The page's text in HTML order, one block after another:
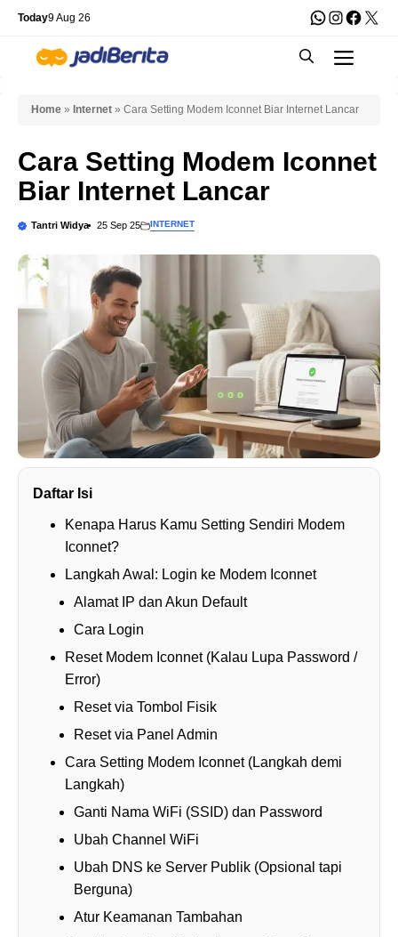
Skip
content
Today9 Aug 26 WhatsApp
X
Home » Internet » Cara Setting Modem Iconnet Biar Internet Lancar
Cara Setting Modem Iconnet
Biar Internet Lancar
Tantri Widya 25 Sep 25 INTERNET
Daftar Isi
Kenapa Harus Kamu Setting Sendiri Modem
Iconnet?
Langkah Awal: Login ke Modem Iconnet
Alamat IP dan Akun Default
Cara Login
Reset Modem Iconnet (Kalau Lupa Password /
Error)
Reset via Tombol Fisik
Reset via Panel Admin
Cara Setting Modem Iconnet (Langkah demi
Langkah)
Ganti Nama WiFi (SSID) dan Password
Ubah Channel WiFi
Ubah DNS ke Server Publik (Opsional tapi
Berguna)
Atur Keamanan Tambahan